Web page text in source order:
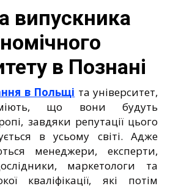
випускника
в Познані
в Польщі та університет,
що вони будуть
завдяки репутації цього
в усьому світі. Адже
менеджери, експерти,
маркетологи та
кваліфікації, які потім